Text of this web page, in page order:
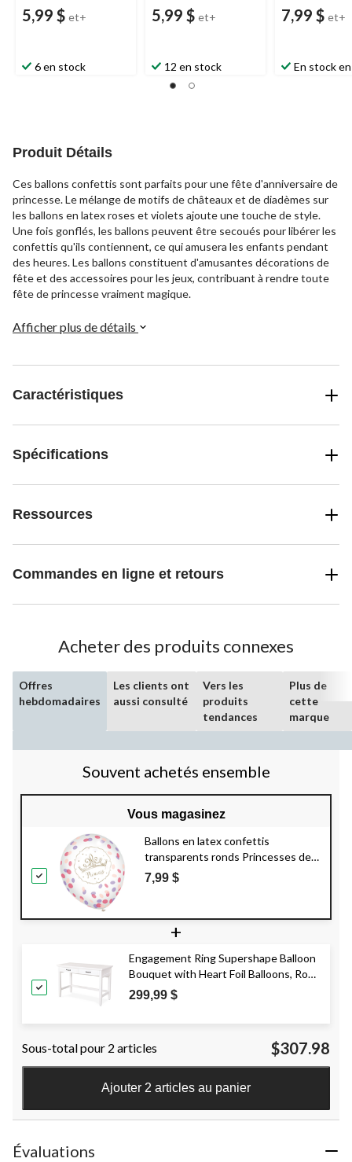
5,99 $ et+
6 en stock
5,99 $ et+
12 en stock
7,99 $ et+
En stock
Produit Détails
Ces ballons confettis sont parfaits pour une fête d'anniversaire de
princesse. Le mélange de motifs de châteaux et de diadèmes sur
les ballons en latex roses et violets ajoute une touche de style.
Une fois gonflés, les ballons peuvent être secoués pour libérer les
confettis qu'ils contiennent, ce qui amusera les enfants pendant
des heures. Les ballons constituent d'amusantes décorations de
fête et des accessoires pour les jeux, contribuant à rendre toute
fête de princesse vraiment magique.
Afficher plus de détails
Caractéristiques
Spécifications
Ressources
Commandes en ligne et retours
Acheter des produits connexes
Offres
hebdomadaires
Les clients ont
aussi consulté
Vers les
produits
tendances
Plus de
cette
marque
Souvent achetés ensemble
Vous magasinez
Ballons en latex confettis
transparents ronds Princesses de
Disney
mauve/rose/or, 12 po, paq. 6, pour
7,99 $
+
Engagement Ring Supershape Balloon
Bouquet with Heart Foil Balloons, Rose
Gold/Silver, 9-pk, Helium Inflation &
Ribbon Included
299,99 $
Sous-total pour 2 articles $307.98
Ajouter 2 articles au panier
Évaluations